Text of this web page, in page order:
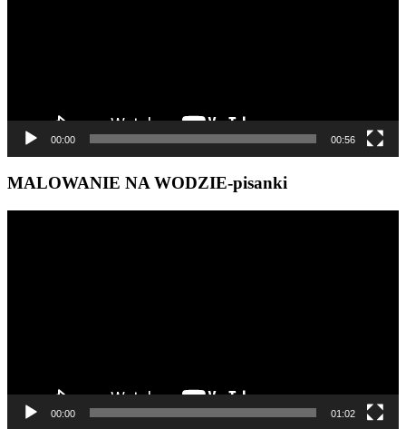
00:00 00:56
MALOWANIE NA WODZIE-pisanki
00:00 01:02